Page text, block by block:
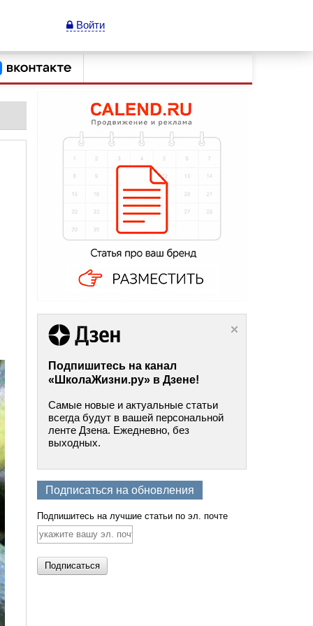
Войти
Подпишитесь на канал
«ШколаЖизни.ру» в Дзене!
Самые новые и актуальные статьи
всегда будут в вашей персональной
ленте Дзена. Ежедневно, без
выходных.
Подписаться на обновления
Подпишитесь на лучшие статьи по эл. почте